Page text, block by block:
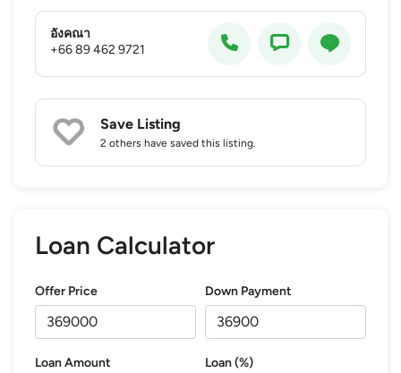
อังคณา
+66 89 462 9721
Save Listing
2 others have saved this listing.
Loan Calculator
Offer Price Down Payment
Loan Amount Loan (%)